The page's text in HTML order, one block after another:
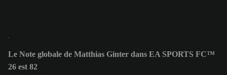
Le Note globale de Matthias Ginter dans EA SPORTS FC™
26 est 82